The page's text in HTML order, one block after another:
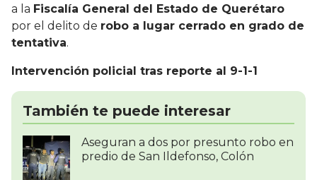
a la Fiscalía General del Estado de Querétaro
por el delito de robo a lugar cerrado en grado de
tentativa.
Intervención policial tras reporte al 9-1-1
También te puede interesar
Aseguran a dos por presunto robo en
predio de San Ildefonso, Colón